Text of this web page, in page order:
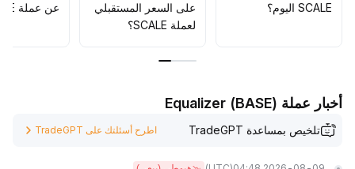
SCALE اليوم؟
على السعر المستقبلي
لعملة SCALE؟
عن عملة SCALE؟
أخبار عملة Equalizer (BASE)
تلخيص بمساعدة TradeGPT اطرح أسئلتك على TradeGPT